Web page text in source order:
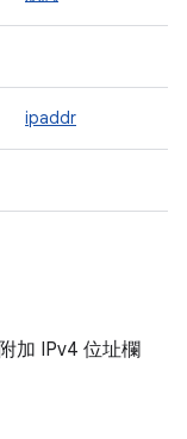
ipaddr
加 IPv4 位址欄